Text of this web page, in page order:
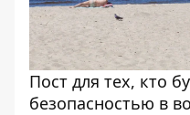
Пост для тех, кто
безопасностью в